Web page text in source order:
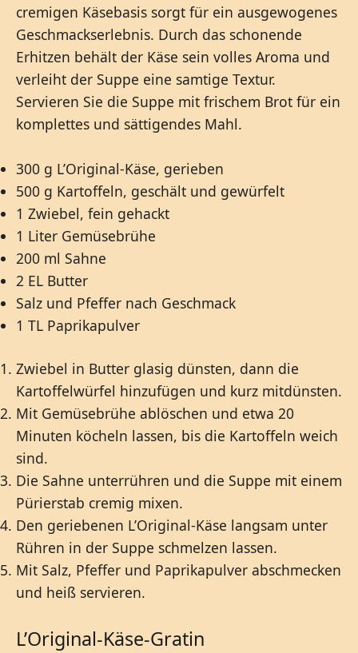
cremigen Käsebasis sorgt für ein ausgewogenes
Geschmackserlebnis. Durch das schonende
Erhitzen behält der Käse sein volles Aroma und
verleiht der Suppe eine samtige Textur.
Servieren Sie die Suppe mit frischem Brot für ein
komplettes und sättigendes Mahl.
300 g L’Original-Käse, gerieben
500 g Kartoffeln, geschält und gewürfelt
1 Zwiebel, fein gehackt
1 Liter Gemüsebrühe
200 ml Sahne
2 EL Butter
Salz und Pfeffer nach Geschmack
1 TL Paprikapulver
Zwiebel in Butter glasig dünsten, dann die
Kartoffelwürfel hinzufügen und kurz mitdünsten.
Mit Gemüsebrühe ablöschen und etwa 20
Minuten köcheln lassen, bis die Kartoffeln weich
sind.
Die Sahne unterrühren und die Suppe mit einem
Pürierstab cremig mixen.
Den geriebenen L’Original-Käse langsam unter
Rühren in der Suppe schmelzen lassen.
Mit Salz, Pfeffer und Paprikapulver abschmecken
und heiß servieren.
L’Original-Käse-Gratin